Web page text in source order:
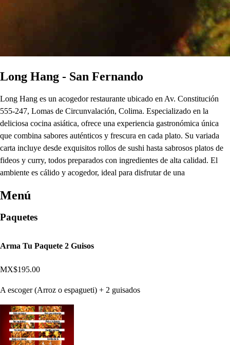
Long Hang - San Fernando
Long Hang es un acogedor restaurante ubicado en Av. Constitución
555-247, Lomas de Circunvalación, Colima. Especializado en la
deliciosa cocina asiática, ofrece una experiencia gastronómica única
que combina sabores auténticos y frescura en cada plato. Su variada
carta incluye desde exquisitos rollos de sushi hasta sabrosos platos de
fideos y curry, todos preparados con ingredientes de alta calidad. El
ambiente es cálido y acogedor, ideal para disfrutar de una
Menú
Paquetes
Arma Tu Paquete 2 Guisos
MX$195.00
A escoger (Arroz o espagueti) + 2 guisados